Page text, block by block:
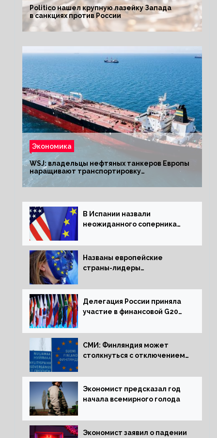
Politico нашел крупную лазейку Запада
в санкциях против России
Экономика
WSJ: владельцы нефтяных танкеров Европы
наращивают транспортировку
из РФ до санкций
В Испании назвали
неожиданного соперника
Названы европейские
страны-лидеры
активов
Делегация России приняла
участие в финансовой G20
СМИ: Финляндия может
столкнуться с отключением
Экономист предсказал год
начала всемирного голода
Экономист заявил о падении